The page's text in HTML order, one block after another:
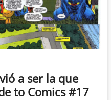
a ser la que
to Comics #17